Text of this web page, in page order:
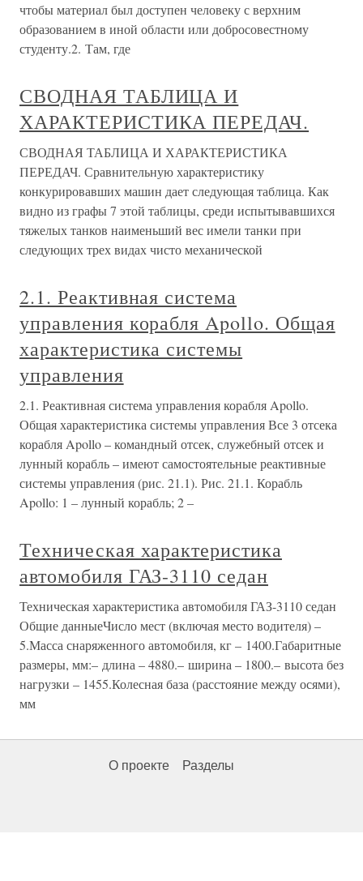
чтобы материал был доступен человеку с верхним
образованием в иной области или добросовестному
студенту.2. Там, где
СВОДНАЯ ТАБЛИЦА И
ХАРАКТЕРИСТИКА ПЕРЕДАЧ.
СВОДНАЯ ТАБЛИЦА И ХАРАКТЕРИСТИКА
ПЕРЕДАЧ. Сравнительную характеристику
конкурировавших машин дает следующая таблица. Как
видно из графы 7 этой таблицы, среди испытывавшихся
тяжелых танков наименьший вес имели танки при
следующих трех видах чисто механической
2.1. Реактивная система
управления корабля Apollo. Общая
характеристика системы
управления
2.1. Реактивная система управления корабля Apollo.
Общая характеристика системы управления Все 3 отсека
корабля Apollo – командный отсек, служебный отсек и
лунный корабль – имеют самостоятельные реактивные
системы управления (рис. 21.1). Рис. 21.1. Корабль
Apollo: 1 – лунный корабль; 2 –
Техническая характеристика
автомобиля ГАЗ-3110 седан
Техническая характеристика автомобиля ГАЗ-3110 седан
Общие данныеЧисло мест (включая место водителя) –
5.Масса снаряженного автомобиля, кг – 1400.Габаритные
размеры, мм:– длина – 4880.– ширина – 1800.– высота без
нагрузки – 1455.Колесная база (расстояние между осями),
мм
О проекте Разделы